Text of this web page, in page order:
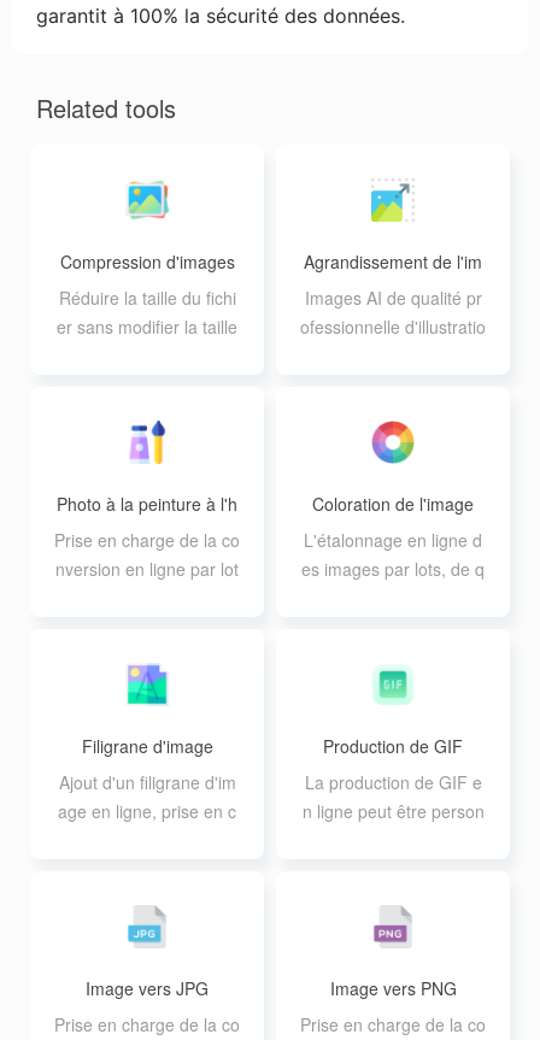
garantit à 100% la sécurité des données.
Related tools
Compression d'images
Réduire la taille du fichi
er sans modifier la taille
Agrandissement de l'im
age
Images AI de qualité pr
ofessionnelle d'illustratio
traitement par lots
Photo à la peinture à l'h
uile
Prise en charge de la co
nversion en ligne par lot
photos à la fois ; la taille
d'un seul fichier ne doit
pas dépasser 30 Mo.
Coloration de l'image
L'étalonnage en ligne d
es images par lots, de q
ètres.
Filigrane d'image
Ajout d'un filigrane d'im
age en ligne, prise en c
Production de GIF
La production de GIF e
n ligne peut être person
uvement GIF avancés.
Image vers JPG
Prise en charge de la co
Image vers PNG
Prise en charge de la co